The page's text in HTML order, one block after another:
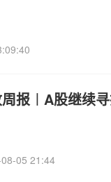
报︱A股继续
05 21:44